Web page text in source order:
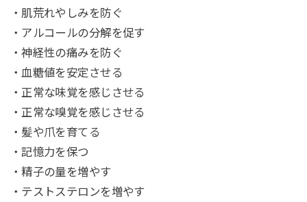
・肌荒れやしみを防ぐ
・アルコールの分解を促す
・神経性の痛みを防ぐ
・血糖値を安定させる
・正常な味覚を感じさせる
・正常な嗅覚を感じさせる
・髪や爪を育てる
・記憶力を保つ
・精子の量を増やす
・テストステロンを増やす